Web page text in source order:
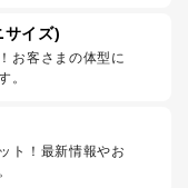
サイズ)
お客さまの体型に
。
ト！最新情報やお